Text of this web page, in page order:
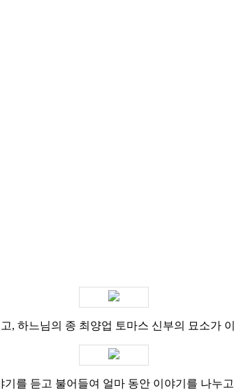
, 하느님의 종 최양업 토마스 신부의 묘소가
를 듣고 불어들여 얼마 동안 이야기를 나누